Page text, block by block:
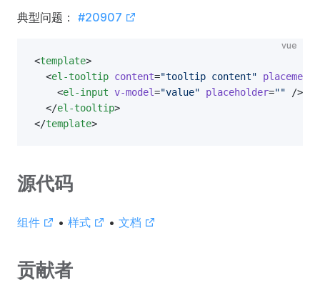
典型问题： #20907
vue
<template>
  <
el-tooltip content="tooltip content" placement
    <
el-input v-model="value" placeholder="" />
  </
el-tooltip>
</template>
源代码
组件 • 样式 • 文档
贡献者